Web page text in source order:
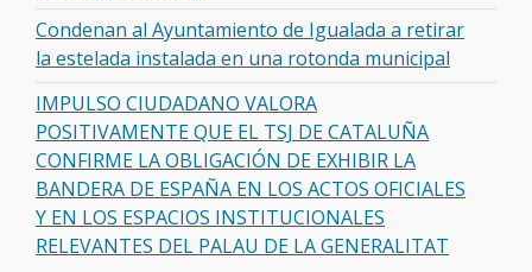
Condenan al Ayuntamiento de Igualada a retirar
la estelada instalada en una rotonda municipal
IMPULSO CIUDADANO VALORA
POSITIVAMENTE QUE EL TSJ DE CATALUÑA
CONFIRME LA OBLIGACIÓN DE EXHIBIR LA
BANDERA DE ESPAÑA EN LOS ACTOS OFICIALES
Y EN LOS ESPACIOS INSTITUCIONALES
RELEVANTES DEL PALAU DE LA GENERALITAT